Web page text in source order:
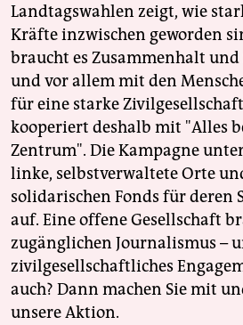
Landtagswahlen zeigt, wie
Kräfte inzwischen geworden
braucht es Zusammenhalt
und vor allem mit den
für eine starke
kooperiert deshalb mit "Alles
Zentrum". Die Kampagne
linke, selbstverwaltete Orte
solidarischen Fonds für deren
auf. Eine offene Gesellschaft
zugänglichen Journalismus –
zivilgesellschaftliches
auch? Dann machen Sie mit
unsere Aktion.